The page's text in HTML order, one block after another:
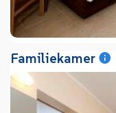
Familiekamer